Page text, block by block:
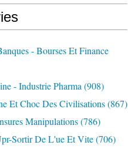
- Bourses Et Finance
- Industrie Pharma (908)
Et Choc Des Civilisations(867)
Manipulations(786)
Sortir De L'ue Et Vite(706)